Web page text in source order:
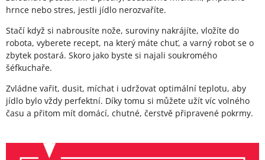
hrnce nebo stres, jestli jídlo nerozvaříte.
Stačí když si nabrousíte nože, suroviny nakrájíte, vložíte do
robota, vyberete recept, na který máte chuť, a varný robot se o
zbytek postará. Skoro jako byste si najali soukromého
šéfkuchaře.
Zvládne vařit, dusit, míchat i udržovat optimální teplotu, aby
jídlo bylo vždy perfektní. Díky tomu si můžete užít víc volného
času a přitom mít domácí, chutné, čerstvě připravené pokrmy.